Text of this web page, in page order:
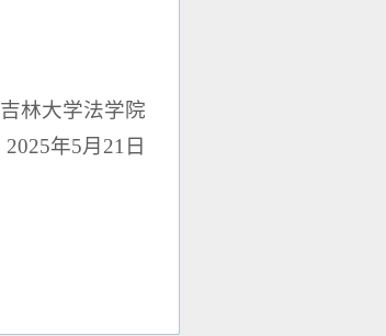
吉林大学法学院
2025年5月21日